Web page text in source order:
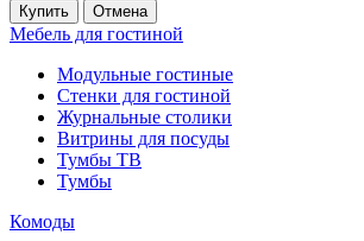
Купить
Отмена
Мебель для гостиной
Модульные гостиные
Стенки для гостиной
Журнальные столики
Витрины для посуды
Тумбы ТВ
Тумбы
Комоды